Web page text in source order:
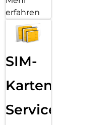
erfahren
SIM-
Karten
Service: